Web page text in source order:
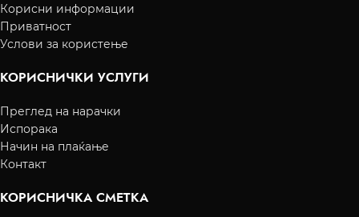
Корисни информации
Приватност
Услови за користење
КОРИСНИЧКИ УСЛУГИ
Преглед на нарачки
Испорака
Начин на плаќање
Контакт
КОРИСНИЧКА СМЕТКА